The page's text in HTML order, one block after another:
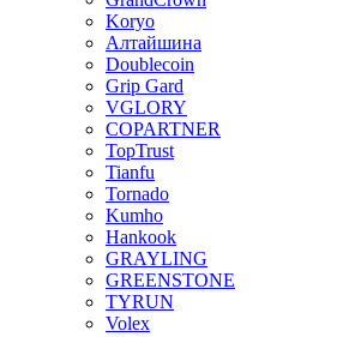
Koryo
Алтайшина
Doublecoin
Grip Gard
VGLORY
COPARTNER
TopTrust
Tianfu
Tornado
Kumho
Hankook
GRAYLING
GREENSTONE
TYRUN
Volex